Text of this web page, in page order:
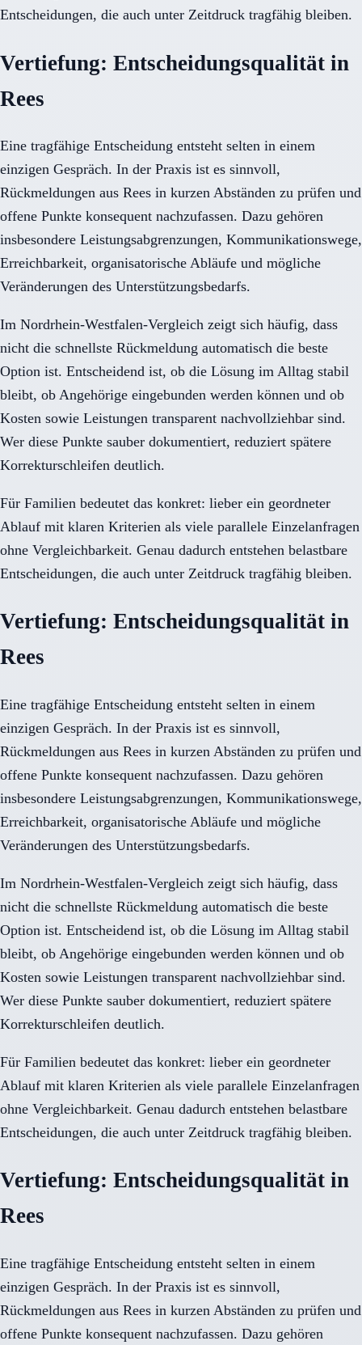
Entscheidungen, die auch unter Zeitdruck tragfähig bleiben.
Vertiefung: Entscheidungsqualität in
Rees
Eine tragfähige Entscheidung entsteht selten in einem
einzigen Gespräch. In der Praxis ist es sinnvoll,
Rückmeldungen aus Rees in kurzen Abständen zu prüfen und
offene Punkte konsequent nachzufassen. Dazu gehören
insbesondere Leistungsabgrenzungen, Kommunikationswege,
Erreichbarkeit, organisatorische Abläufe und mögliche
Veränderungen des Unterstützungsbedarfs.
Im Nordrhein-Westfalen-Vergleich zeigt sich häufig, dass
nicht die schnellste Rückmeldung automatisch die beste
Option ist. Entscheidend ist, ob die Lösung im Alltag stabil
bleibt, ob Angehörige eingebunden werden können und ob
Kosten sowie Leistungen transparent nachvollziehbar sind.
Wer diese Punkte sauber dokumentiert, reduziert spätere
Korrekturschleifen deutlich.
Für Familien bedeutet das konkret: lieber ein geordneter
Ablauf mit klaren Kriterien als viele parallele Einzelanfragen
ohne Vergleichbarkeit. Genau dadurch entstehen belastbare
Entscheidungen, die auch unter Zeitdruck tragfähig bleiben.
Vertiefung: Entscheidungsqualität in
Rees
Eine tragfähige Entscheidung entsteht selten in einem
einzigen Gespräch. In der Praxis ist es sinnvoll,
Rückmeldungen aus Rees in kurzen Abständen zu prüfen und
offene Punkte konsequent nachzufassen. Dazu gehören
insbesondere Leistungsabgrenzungen, Kommunikationswege,
Erreichbarkeit, organisatorische Abläufe und mögliche
Veränderungen des Unterstützungsbedarfs.
Im Nordrhein-Westfalen-Vergleich zeigt sich häufig, dass
nicht die schnellste Rückmeldung automatisch die beste
Option ist. Entscheidend ist, ob die Lösung im Alltag stabil
bleibt, ob Angehörige eingebunden werden können und ob
Kosten sowie Leistungen transparent nachvollziehbar sind.
Wer diese Punkte sauber dokumentiert, reduziert spätere
Korrekturschleifen deutlich.
Für Familien bedeutet das konkret: lieber ein geordneter
Ablauf mit klaren Kriterien als viele parallele Einzelanfragen
ohne Vergleichbarkeit. Genau dadurch entstehen belastbare
Entscheidungen, die auch unter Zeitdruck tragfähig bleiben.
Vertiefung: Entscheidungsqualität in
Rees
Eine tragfähige Entscheidung entsteht selten in einem
einzigen Gespräch. In der Praxis ist es sinnvoll,
Rückmeldungen aus Rees in kurzen Abständen zu prüfen und
offene Punkte konsequent nachzufassen. Dazu gehören